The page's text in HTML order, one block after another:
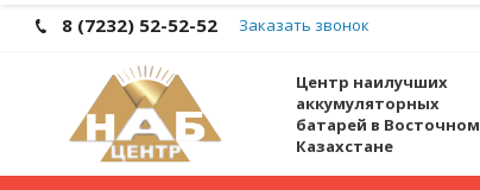
8 (7232) 52-52-52 Заказать звонок
Центр наилучших
аккумуляторных
батарей в Восточном
Казахстане